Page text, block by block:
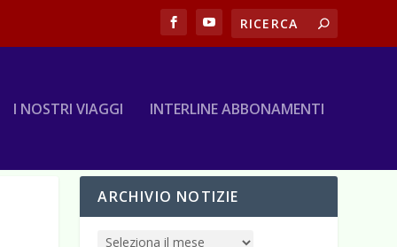
I NOSTRI VIAGGI INTERLINE ABBONAMENTI
ARCHIVIO NOTIZIE